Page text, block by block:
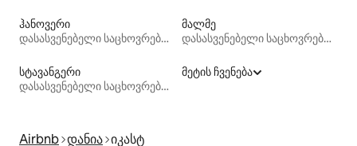
ჰანოვერი
დასასვენებელი საცხოვრებლები
მალმე
დასასვენებელი საცხოვრებლები
სტავანგერი
დასასვენებელი საცხოვრებლები
მეტის ჩვენება
Airbnb დანია იკასტ